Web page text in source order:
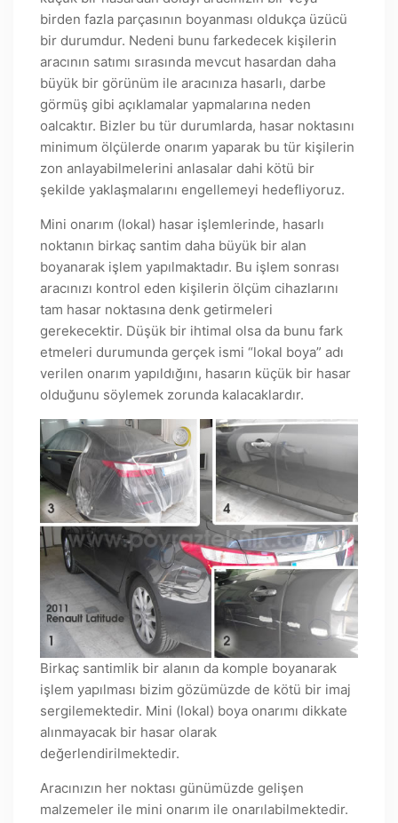
birden fazla parçasının boyanması oldukça üzücü
bir durumdur. Nedeni bunu farkedecek kişilerin
aracının satımı sırasında mevcut hasardan daha
büyük bir görünüm ile aracınıza hasarlı, darbe
görmüş gibi açıklamalar yapmalarına neden
oalcaktır. Bizler bu tür durumlarda, hasar noktasını
minimum ölçülerde onarım yaparak bu tür kişilerin
zon anlayabilmelerini anlasalar dahi kötü bir
şekilde yaklaşmalarını engellemeyi hedefliyoruz.
Mini onarım (lokal) hasar işlemlerinde, hasarlı
noktanın birkaç santim daha büyük bir alan
boyanarak işlem yapılmaktadır. Bu işlem sonrası
aracınızı kontrol eden kişilerin ölçüm cihazlarını
tam hasar noktasına denk getirmeleri
gerekecektir. Düşük bir ihtimal olsa da bunu fark
etmeleri durumunda gerçek ismi “lokal boya” adı
verilen onarım yapıldığını, hasarın küçük bir hasar
olduğunu söylemek zorunda kalacaklardır.
Birkaç santimlik bir alanın da komple boyanarak
işlem yapılması bizim gözümüzde de kötü bir imaj
sergilemektedir. Mini (lokal) boya onarımı dikkate
alınmayacak bir hasar olarak
değerlendirilmektedir.
Aracınızın her noktası günümüzde gelişen
malzemeler ile mini onarım ile onarılabilmektedir.